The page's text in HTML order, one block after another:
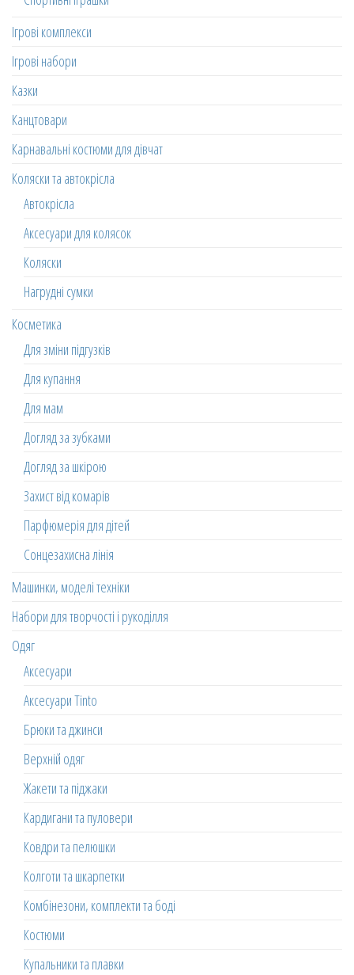
Ігрові комплекси
Ігрові набори
Казки
Канцтовари
Карнавальні костюми для дівчат
Коляски та автокрісла
Автокрісла
Аксесуари для колясок
Коляски
Нагрудні сумки
Косметика
Для зміни підгузків
Для купання
Для мам
Догляд за зубками
Догляд за шкірою
Захист від комарів
Парфюмерія для дітей
Сонцезахисна лінія
Машинки, моделі техніки
Набори для творчості і рукоділля
Одяг
Аксесуари
Аксесуари Tinto
Брюки та джинси
Верхній одяг
Жакети та піджаки
Кардигани та пуловери
Ковдри та пелюшки
Колготи та шкарпетки
Комбінезони, комплекти та боді
Костюми
Купальники та плавки